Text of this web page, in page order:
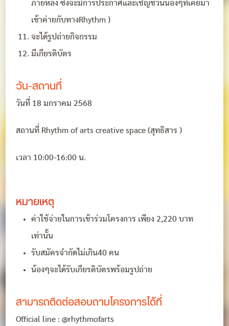
ภายหลัง ซึ่งจะมีการประกาศและเชิญชวนน้องๆที่เคยมา
เข้าค่ายกับทางRhythm )
จะได้รูปถ่ายกิจกรรม
มีเกียรติบัตร
วัน-สถานที่
วันที่ 18 มกราคม 2568
สถานที่ Rhythm of arts creative space (สุทธิสาร )
เวลา 10:00-16:00 น.
หมายเหตุ
ค่าใช้จ่ายในการเข้าร่วมโครงการ เพียง 2,220 บาท
เท่านั้น
รับสมัครจำกัดไม่เกิน40 คน
น้องๆจะได้รับเกียรติบัตรพร้อมรูปถ่าย
สามารถติดต่อสอบถามโครงการได้ที่
Official line : @rhythmofarts